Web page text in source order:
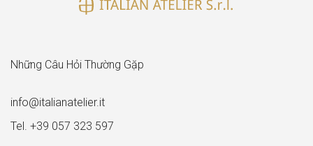
Những Câu Hỏi Thường Gặp
info@italianatelier.it
Tel. +39 057 323 597